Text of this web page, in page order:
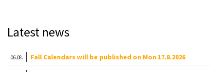
Latest news
06.08. Fall Calendars will be published on Mon 17.8.2026